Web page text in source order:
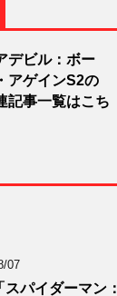
デビル：ボー
アゲインS2の
記事一覧はこち
07
スパイダーマン：